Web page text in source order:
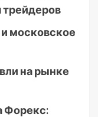
трейдеров
московское
на рынке
Форекс: